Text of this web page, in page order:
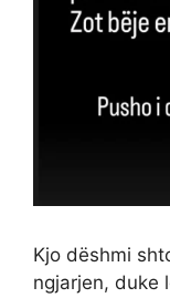
Kjo dëshmi
ngjarjen, duke